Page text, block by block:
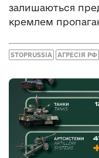
залишаються
кремлем
STOPRUSSIA АГРЕСІЯ РФ